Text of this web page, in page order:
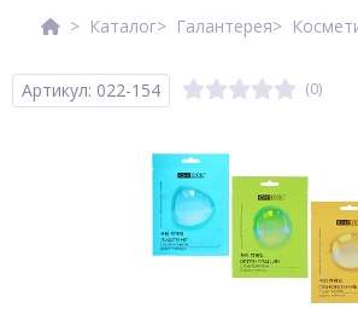
Каталог Галантерея
Артикул: 022-154 (0)